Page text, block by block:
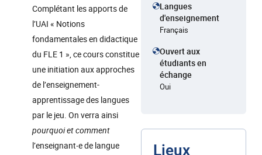
Complétant les apports de
l’UAI « Notions
fondamentales en didactique
du FLE 1 », ce cours constitue
une initiation aux approches
de l’enseignement-
apprentissage des langues
par le jeu. On verra ainsi
pourquoi et comment
l’enseignant‧e de langue
Langues
d'enseignement
Français
Ouvert aux
étudiants en
échange
Oui
Lieux